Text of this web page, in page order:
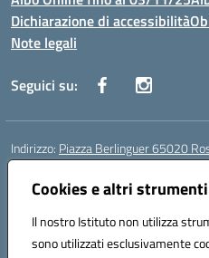
Cookies e altri
Il nostro Istituto non utilizza
sono utilizzati esclusivamente
Dichiarazione di accessibilità
Note legali
Seguici su:
Indirizzo: Piazza Berlinguer 65020
Centralino:
Posta elettronica certificata (PEC):
Codice fiscale: 91100520682
Codice meccanografico:PEIC819009